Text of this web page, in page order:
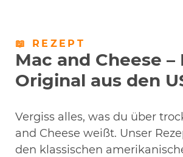
📖 REZEPT
Mac and Cheese –
Original aus den
Vergiss alles, was du über
and Cheese weißt. Unser
den klassischen